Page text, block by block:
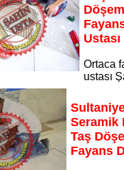
Ustası
Ortaca
ustası
sanat eseri gibi
bölgesine özel hizmet
taş döşeme ustası
Seramik
Taş
Fayans